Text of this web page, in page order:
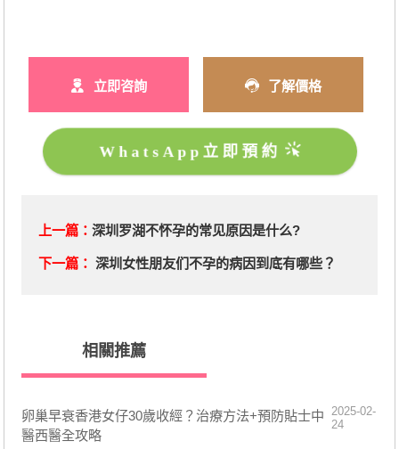
立即咨詢 了解價格
WhatsApp立即預約
上一篇： 深圳罗湖不怀孕的常见原因是什么?
下一篇： 深圳女性朋友们不孕的病因到底有哪些？
相關推薦
卵巢早衰香港女仔30歲收經？治療方法+預防貼士中
醫西醫全攻略
2025-02-
24